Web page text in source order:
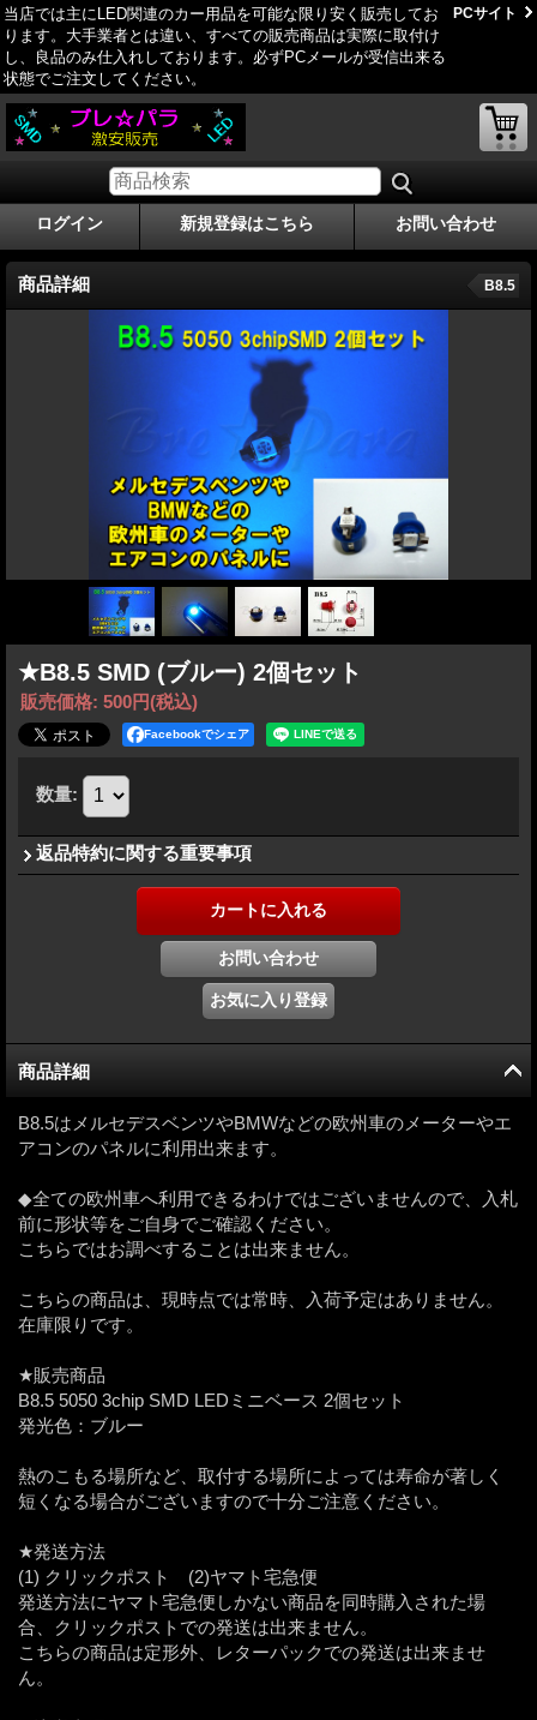
当店では主にLED関連のカー用品を可能な限り安く販売してお
ります。大手業者とは違い、すべての販売商品は実際に取付け
し、良品のみ仕­入れしております。必ずPCメールが受信出来る
状態でご注文してください。
PCサイト
ログイン 新規登録はこちら お問い合わせ
商品詳細 B8.5
★B8.5 SMD (ブルー) 2個セット
販売価格: 500円(税込)
Facebookでシェア
数量:
返品特約に関する重要事項
商品詳細
B8.5はメルセデスベンツやBMWなどの欧州車のメーターやエ
アコンのパネルに利用出来ます。
◆全ての欧州車へ利用できるわけではございませんので、入札
前に形状等をご自身でご確認ください。
こちらではお調べすることは出来ません。
こちらの商品は、現時点では常時、入荷予定はありません。
在庫限りです。
★販売商品
B8.5 5050 3chip SMD LEDミニベース 2個セット
発光色：ブルー
熱のこもる場所など、取付する場所によっては寿命が著しく
短くなる場合がございますので十分ご注意ください。
★発送方法
(1) クリックポスト (2)ヤマト宅急便
発送方法にヤマト宅急便しかない商品を同時購入された場
合、クリックポストでの発送は出来ません。
こちらの商品は定形外、レターパックでの発送は出来ませ
ん。